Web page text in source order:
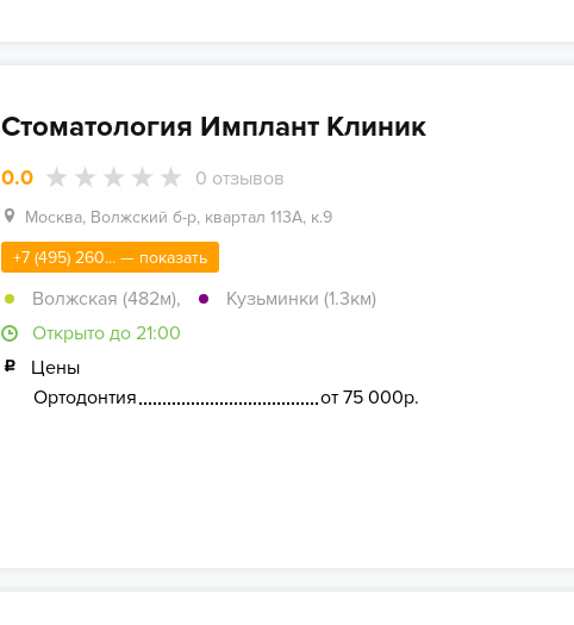
Стоматология Имплант Клиник
0.0 0 отзывов
Москва, Волжский б-р, квартал 113А, к.9
+7 (495) 260... — показать
Волжская (482м),
Кузьминки (1.3км)
Открыто до 21:00
Цены
Ортодонтия
от 75 000р.